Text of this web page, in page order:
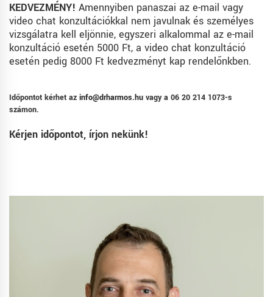
KEDVEZMÉNY! Amennyiben panaszai az e-mail vagy
video chat konzultációkkal nem javulnak és személyes
vizsgálatra kell eljönnie, egyszeri alkalommal az e-mail
konzultáció esetén 5000 Ft, a video chat konzultáció
esetén pedig 8000 Ft kedvezményt kap rendelőnkben.
Időpontot kérhet az info@drharmos.hu vagy a 06 20 214 1073-s
számon.
Kérjen időpontot, írjon nekünk!